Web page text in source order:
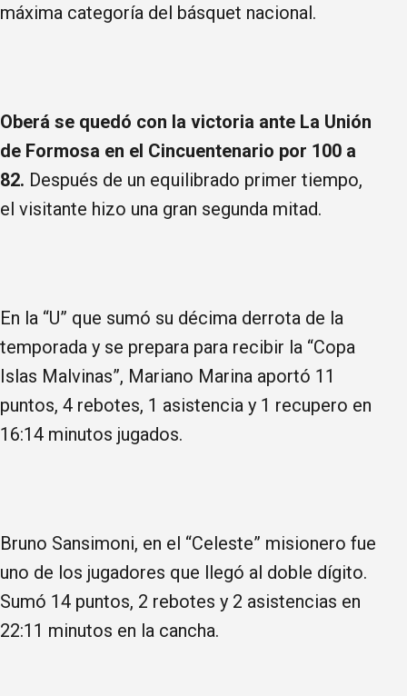
máxima categoría del básquet nacional.
Oberá se quedó con la victoria ante La Unión
de Formosa en el Cincuentenario por 100 a
82. Después de un equilibrado primer tiempo,
el visitante hizo una gran segunda mitad.
En la “U” que sumó su décima derrota de la
temporada y se prepara para recibir la “Copa
Islas Malvinas”, Mariano Marina aportó 11
puntos, 4 rebotes, 1 asistencia y 1 recupero en
16:14 minutos jugados.
Bruno Sansimoni, en el “Celeste” misionero fue
uno de los jugadores que llegó al doble dígito.
Sumó 14 puntos, 2 rebotes y 2 asistencias en
22:11 minutos en la cancha.